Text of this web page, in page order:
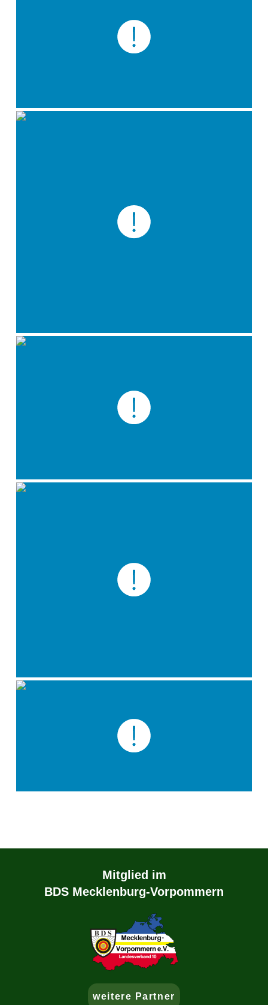
Mitglied im
BDS Mecklenburg-Vorpommern
weitere Partner